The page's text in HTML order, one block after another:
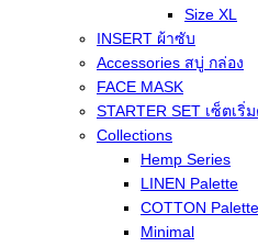
Size XL
INSERT ผ้าซับ
Accessories สบู่ กล่อง
FACE MASK
STARTER SET เซ็ตเริ่
Collections
Hemp Series
LINEN Palette
COTTON Palette
Minimal